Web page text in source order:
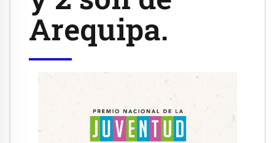
Arequipa.